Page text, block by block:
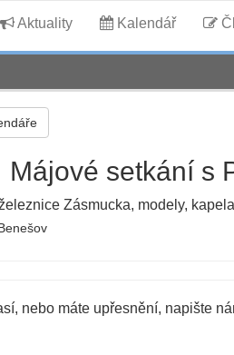
Aktuality Kalendář
Májové setkání s
Zásmucka, modely,
nebo máte upřesnění, napište